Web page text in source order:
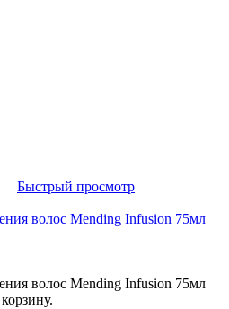
Быстрый просмотр
волос Mending Infusion 75мл
волос Mending Infusion 75мл